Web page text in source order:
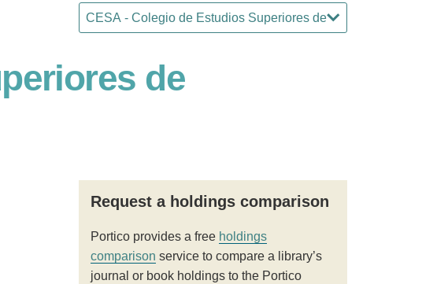
de
Request a holdings comparison
Portico provides a free holdings
comparison service to compare a library’s
journal or book holdings to the Portico